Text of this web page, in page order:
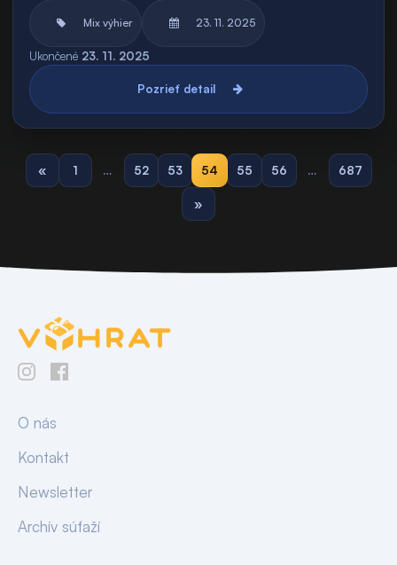
Mix výhier 23. 11. 2025
Ukončené 23. 11. 2025
Pozrieť detail
« 1 … 52 53 54 55 56 … 687
»
O nás
Kontakt
Newsletter
Archív súťaží